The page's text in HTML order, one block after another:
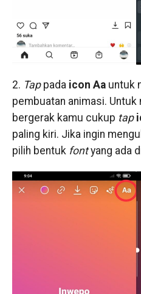
2. Tappada icon Aauntuk
pembuatan animasi. Untuk
bergerak kamu cukup tap
paling kiri. Jika ingin
pilih bentuk fontyang ada